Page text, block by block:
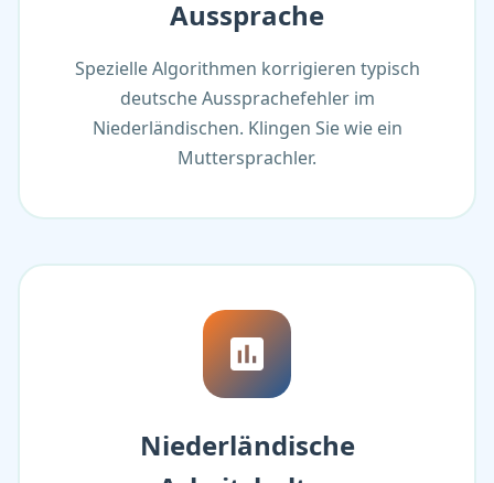
Aussprache
Spezielle Algorithmen korrigieren typisch
deutsche Aussprachefehler im
Niederländischen. Klingen Sie wie ein
Muttersprachler.
Niederländische